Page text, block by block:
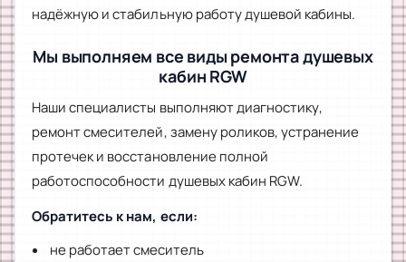
надёжную и стабильную работу душевой кабины.
Мы выполняем все виды ремонта душевых
кабин RGW
Наши специалисты выполняют диагностику,
ремонт смесителей, замену роликов, устранение
протечек и восстановление полной
работоспособности душевых кабин RGW.
Обратитесь к нам, если:
не работает смеситель